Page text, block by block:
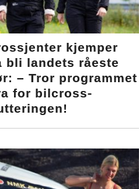
kjemper
bli landets råeste
– Tror programmet
for bilcross-